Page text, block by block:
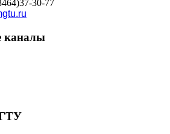
30-77
каналы